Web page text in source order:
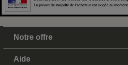
Notre offre
Aide